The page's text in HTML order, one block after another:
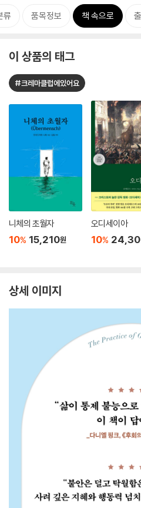
류 품목정보 책 속으로
이 상품의 태그
#크레마클럽에있어요
니체의 초월자
10% 15,210원
오디세이아
10%
상세 이미지